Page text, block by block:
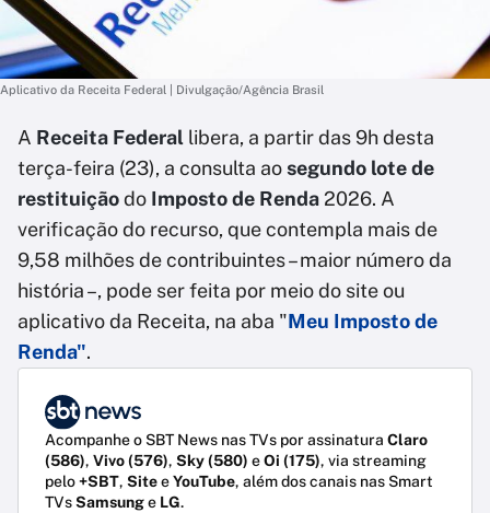
Aplicativo da Receita Federal | Divulgação/Agência Brasil
A Receita Federal libera, a partir das 9h desta
terça-feira (23), a consulta aosegundo lotede
restituiçãodo Imposto de Renda 2026. A
verificação do recurso, que contempla mais de
9,58 milhões de contribuintes – maior número da
história –, pode ser feita por meio do site ou
aplicativo da Receita, na aba "Meu Imposto de
Renda".
Acompanhe o SBT News nas TVs por assinatura Claro
(586), Vivo (576), Sky (580) eOi (175), via streaming
pelo+SBT, SiteeYouTube, além dos canais nas Smart
TVsSamsunge LG.